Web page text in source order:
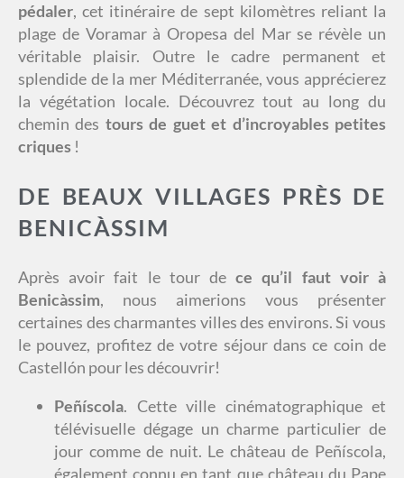
pédaler, cet itinéraire de sept kilomètres reliant la
plage de Voramar à Oropesa del Mar se révèle un
véritable plaisir. Outre le cadre permanent et
splendide de la mer Méditerranée, vous apprécierez
la végétation locale. Découvrez tout au long du
chemin des tours de guet et d’incroyables petites
criques !
DE BEAUX VILLAGES PRÈS DE
BENICÀSSIM
Après avoir fait le tour dece qu’il faut voir à
Benicàssim, nous aimerions vous présenter
certaines des charmantes villes des environs. Si vous
le pouvez, profitez de votre séjour dans ce coin de
Castellón pour les découvrir!
Peñíscola. Cette ville cinématographique et
télévisuelle dégage un charme particulier de
jour comme de nuit. Le château de Peñíscola,
également connu en tant que château du Pape